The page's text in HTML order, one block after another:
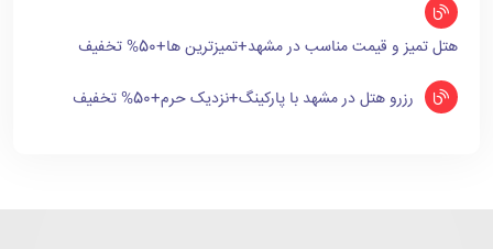
هتل تمیز و قیمت مناسب در مشهد+تمیزترین ها+50% تخفیف
رزرو هتل در مشهد با پارکینگ+نزدیک حرم+50% تخفیف